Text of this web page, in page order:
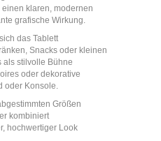
klaren, modernen
grafische Wirkung.
das Tablett
Snacks oder kleinen
als stilvolle Bühne
oder dekorative
oder Konsole.
Größen
kombiniert
hochwertiger Look